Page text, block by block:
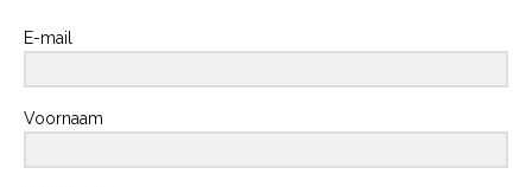
E-mail
Voornaam